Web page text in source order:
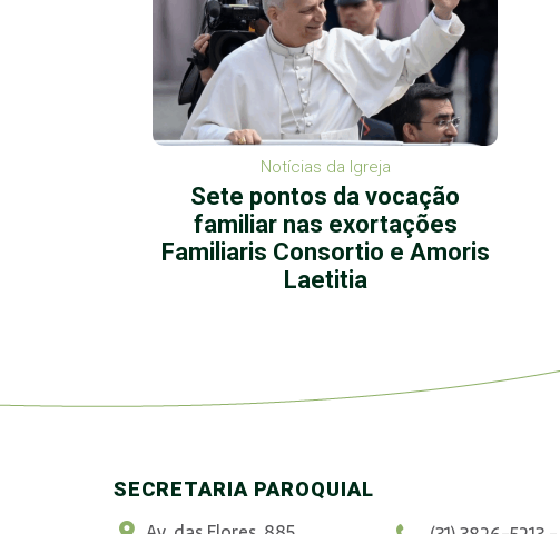
Notícias da Igreja
Sete pontos da vocação
familiar nas exortações
Familiaris Consortio e Amoris
Laetitia
SECRETARIA PAROQUIAL